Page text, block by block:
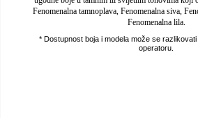
Fenomenalna tamnoplava, Fenomenalna siva,
Fenomenalna lila.
* Dostupnost boja i modela može se razlikovati
operatoru.